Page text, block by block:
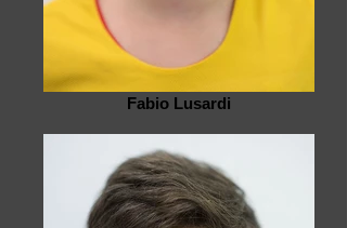
Fabio Lusardi